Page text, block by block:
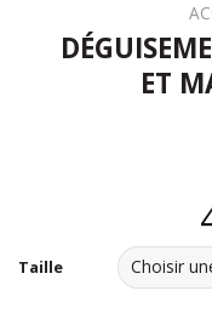
ET
Taille